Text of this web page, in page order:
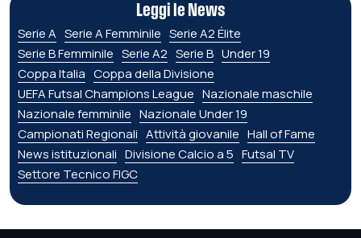
Leggi le News
Serie A Serie A Femminile Serie A2 Élite
Serie B Femminile Serie A2 Serie B Under 19
Coppa Italia Coppa della Divisione
UEFA Futsal Champions League Nazionale maschile
Nazionale femminile Nazionale Under 19
Campionati Regionali Attività giovanile Hall of Fame
News istituzionali Divisione Calcio a 5 Futsal TV
Settore Tecnico FIGC